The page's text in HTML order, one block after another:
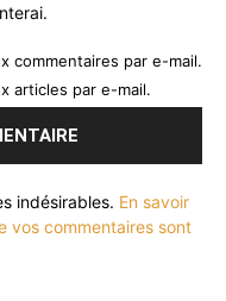
commentaires par e-mail.
articles par e-mail.
indésirables. En savoir
vos commentaires sont